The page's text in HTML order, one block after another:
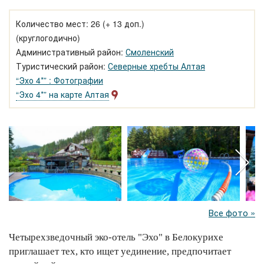
Количество мест: 26 (+ 13 доп.)
(круглогодично)
Административный район: Смоленский
Туристический район: Северные хребты Алтая
“Эхо 4*” : Фотографии
“Эхо 4*” на карте Алтая
Все фото »
Четырехзведочный эко-отель "Эхо" в Белокурихе
приглашает тех, кто ищет уединение, предпочитает